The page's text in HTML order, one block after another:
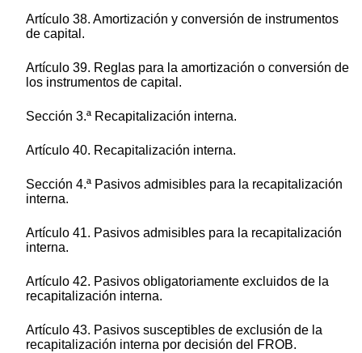
Artículo 38. Amortización y conversión de instrumentos
de capital.
Artículo 39. Reglas para la amortización o conversión de
los instrumentos de capital.
Sección 3.ª Recapitalización interna.
Artículo 40. Recapitalización interna.
Sección 4.ª Pasivos admisibles para la recapitalización
interna.
Artículo 41. Pasivos admisibles para la recapitalización
interna.
Artículo 42. Pasivos obligatoriamente excluidos de la
recapitalización interna.
Artículo 43. Pasivos susceptibles de exclusión de la
recapitalización interna por decisión del FROB.